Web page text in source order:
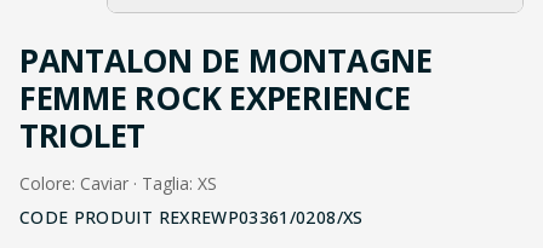
PANTALON DE MONTAGNE
FEMME ROCK EXPERIENCE
TRIOLET
Colore: Caviar · Taglia: XS
CODE PRODUIT REXREWP03361/0208/XS